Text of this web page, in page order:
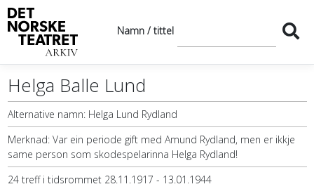
Namn / tittel
Helga Balle Lund
Alternative namn: Helga Lund Rydland
Merknad: Var ein periode gift med Amund Rydland, men er ikkje
same person som skodespelarinna Helga Rydland!
24 treff i tidsrommet 28.11.1917 - 13.01.1944